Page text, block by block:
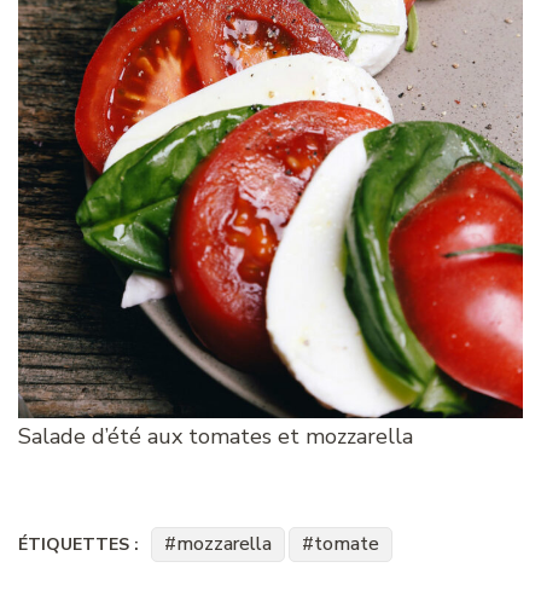
Salade d’été aux tomates et mozzarella
ÉTIQUETTES : mozzarella tomate